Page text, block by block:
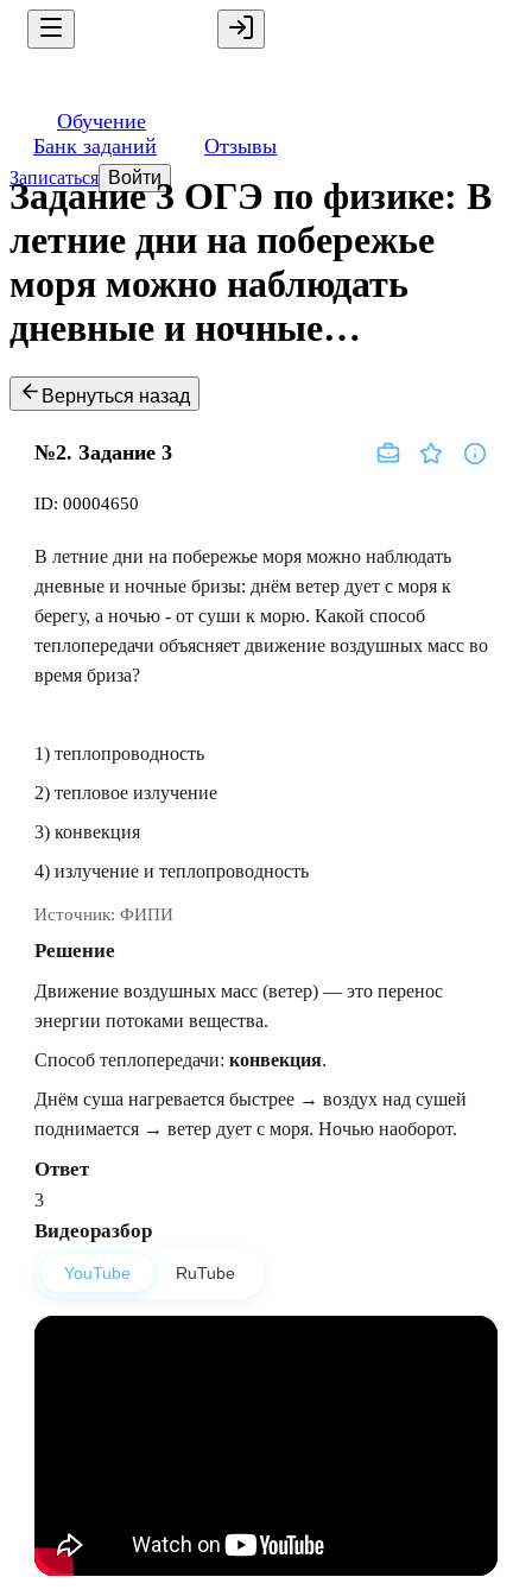
Обучение
Банк заданий
Отзывы
Записаться Войти
Задание 3 ОГЭ по физике: В
летние дни на побережье
моря можно наблюдать
дневные и ночные…
Вернуться назад
№2. Задание 3
ID: 00004650
В летние дни на побережье моря можно наблюдать
дневные и ночные бризы: днём ветер дует с моря к
берегу, а ночью - от суши к морю. Какой способ
теплопередачи объясняет движение воздушных масс во
время бриза?
1) теплопроводность
2) тепловое излучение
3) конвекция
4) излучение и теплопроводность
Источник: ФИПИ
Решение
Движение воздушных масс (ветер) — это перенос
энергии потоками вещества.
Способ теплопередачи: конвекция.
Днём суша нагревается быстрее → воздух над сушей
поднимается → ветер дует с моря. Ночью наоборот.
Ответ
3
Видеоразбор
YouTube RuTube